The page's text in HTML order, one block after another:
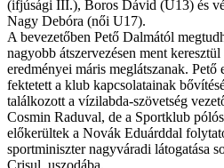
(ifjúsági III.), Boros Dávid (U13) és
Nagy Debóra (női U17).
A bevezetőben Pető Dalmától
nagyobb átszervezésen ment
eredményei máris meglátszanak.
fektetett a klub kapcsolatainak
találkozott a vízilabda-szövetség
Cosmin Raduval, de a Sportklub
előkerültek a Novák Eduárddal
sportminiszter nagyváradi látogatása